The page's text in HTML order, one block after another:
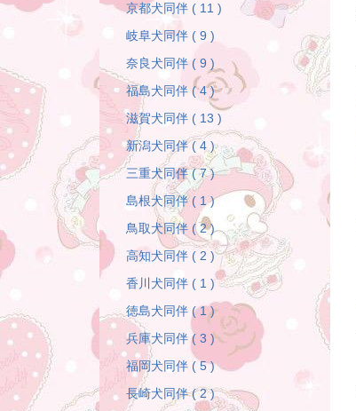
京都犬同伴 ( 11 )
岐阜犬同伴 ( 9 )
奈良犬同伴 ( 9 )
福島犬同伴 ( 4 )
滋賀犬同伴 ( 13 )
新潟犬同伴 ( 4 )
三重犬同伴 ( 7 )
島根犬同伴 ( 1 )
鳥取犬同伴 ( 2 )
高知犬同伴 ( 2 )
香川犬同伴 ( 1 )
徳島犬同伴 ( 1 )
兵庫犬同伴 ( 3 )
福岡犬同伴 ( 5 )
長崎犬同伴 ( 2 )